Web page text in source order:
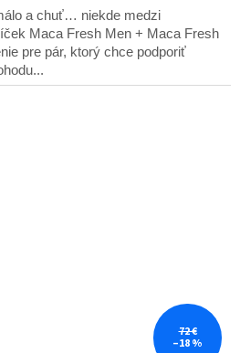
a chuť… niekde medzi
Maca Fresh Men + Maca Fresh
pre pár, ktorý chce podporiť
72 €
–18 %